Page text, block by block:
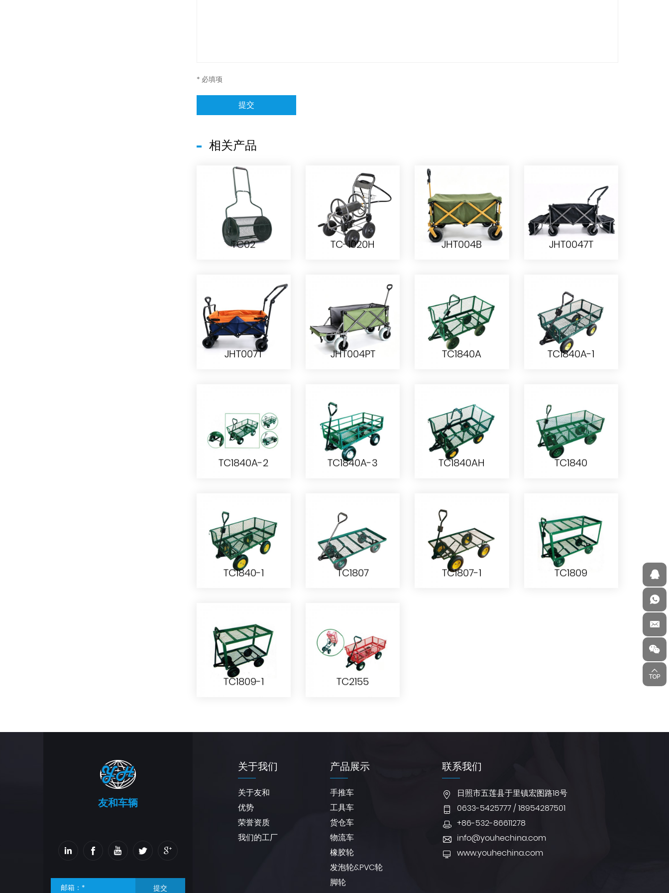
* 必填项
提交
相关产品
TC02 TC-1020H JHT004B
JHT004B
JHT0047T
JHT0047T
JHT007T JHT004PT
JHT004PT
TC1840A
TC1840A
TC1840A-1
TC1840A-1
TC1840A-2
TC1840A-2
TC1840A-3
TC1840A-3
TC1840AH
TC1840AH
TC1840
TC1840
TC1840-1
TC1840-1
TC1807 TC1807-1 TC1809
TC1809-1
TC1809-1
TC2155
TC2155
友和车辆
提交
关于我们
关于友和
优势
荣誉资质
我们的工厂
产品展示
手推车
工具车
货仓车
物流车
橡胶轮
发泡轮&PVC轮
脚轮
联系我们
日照市五莲县于里镇宏图路18号
0633-5425777 / 18954287501
+86-532-86611278
info@youhechina.com
www.youhechina.com